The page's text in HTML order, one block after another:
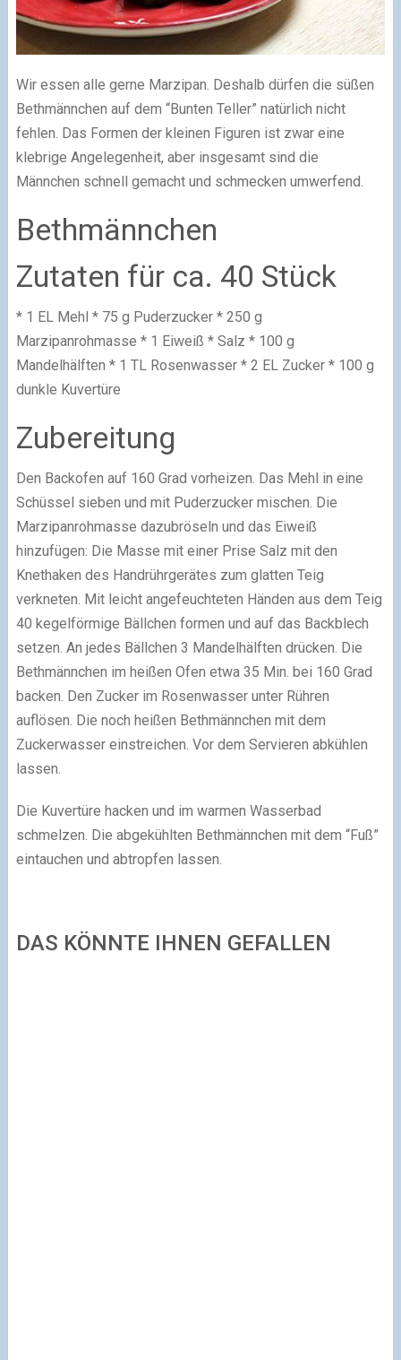
Wir essen alle gerne Marzipan. Deshalb dürfen die süßen
Bethmännchen auf dem “Bunten Teller” natürlich nicht
fehlen. Das Formen der kleinen Figuren ist zwar eine
klebrige Angelegenheit, aber insgesamt sind die
Männchen schnell gemacht und schmecken umwerfend.
Bethmännchen
Zutaten für ca. 40 Stück
* 1 EL Mehl * 75 g Puderzucker * 250 g
Marzipanrohmasse * 1 Eiweiß * Salz * 100 g
Mandelhälften * 1 TL Rosenwasser * 2 EL Zucker * 100 g
dunkle Kuvertüre
Zubereitung
Den Backofen auf 160 Grad vorheizen. Das Mehl in eine
Schüssel sieben und mit Puderzucker mischen. Die
Marzipanrohmasse dazubröseln und das Eiweiß
hinzufügen: Die Masse mit einer Prise Salz mit den
Knethaken des Handrührgerätes zum glatten Teig
verkneten. Mit leicht angefeuchteten Händen aus dem Teig
40 kegelförmige Bällchen formen und auf das Backblech
setzen. An jedes Bällchen 3 Mandelhälften drücken. Die
Bethmännchen im heißen Ofen etwa 35 Min. bei 160 Grad
backen. Den Zucker im Rosenwasser unter Rühren
auflösen. Die noch heißen Bethmännchen mit dem
Zuckerwasser einstreichen. Vor dem Servieren abkühlen
lassen.
Die Kuvertüre hacken und im warmen Wasserbad
schmelzen. Die abgekühlten Bethmännchen mit dem “Fuß”
eintauchen und abtropfen lassen.
DAS KÖNNTE IHNEN GEFALLEN